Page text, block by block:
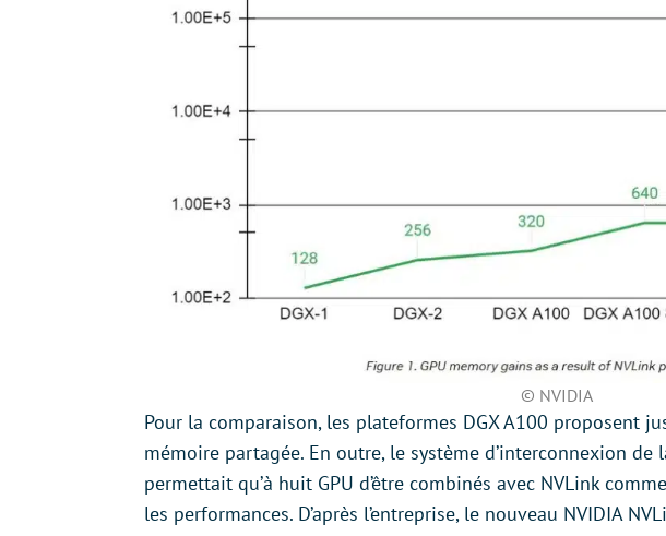
© NVIDIA
Pour la comparaison, les plateformes DGX A100 proposent
mémoire partagée. En outre, le système d’interconnexion
permettait qu’à huit GPU d’être combinés avec NVLink
les performances. D’après l’entreprise, le nouveau NVIDIA